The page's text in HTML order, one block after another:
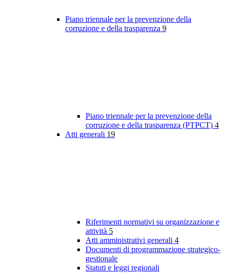
Piano triennale per la prevenzione della
corruzione e della trasparenza 9
Piano triennale per la prevenzione della
corruzione e della trasparenza (PTPCT) 4
Atti generali 19
Riferimenti normativi su organizzazione e
attività 5
Atti amministrativi generali 4
Documenti di programmazione strategico-
gestionale
Statuti e leggi regionali